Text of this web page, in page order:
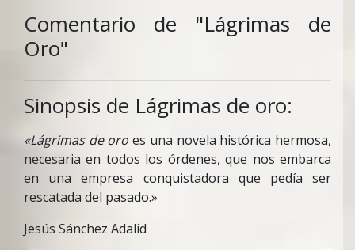
Comentario de "Lágrimas de
Oro"
Sinopsis de Lágrimas de oro:
«Lágrimas de oro es una novela histórica hermosa,
necesaria en todos los órdenes, que nos embarca
en una empresa conquistadora que pedía ser
rescatada del pasado.»
Jesús Sánchez Adalid